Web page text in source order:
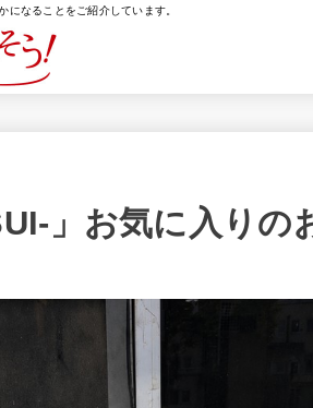
になることをご紹介しています。
」お気に入りの